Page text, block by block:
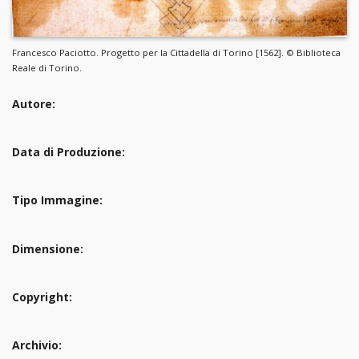
Francesco Paciotto. Progetto per la Cittadella di Torino [1562]. © Biblioteca
Reale di Torino.
Autore:
Data di Produzione:
Tipo Immagine:
Dimensione:
Copyright:
Archivio: